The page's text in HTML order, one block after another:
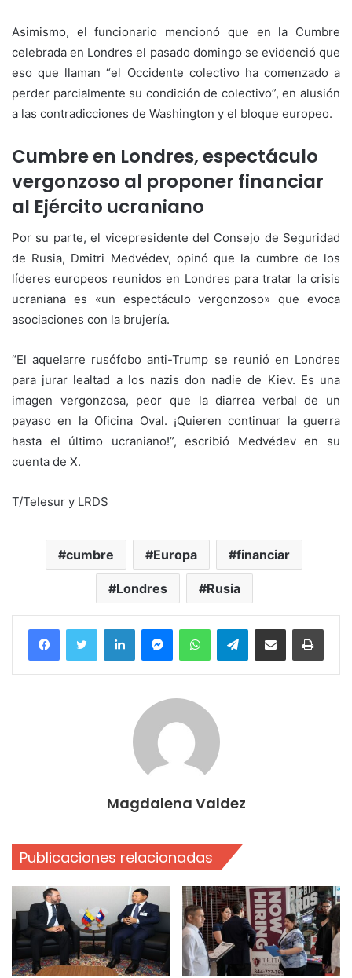
Asimismo, el funcionario mencionó que en la Cumbre
celebrada en Londres el pasado domingo se evidenció que
eso que llaman “el Occidente colectivo ha comenzado a
perder parcialmente su condición de colectivo”, en alusión
a las contradicciones de Washington y el bloque europeo.
Cumbre en Londres, espectáculo
vergonzoso al proponer financiar
al Ejército ucraniano
Por su parte, el vicepresidente del Consejo de Seguridad
de Rusia, Dmitri Medvédev, opinó que la cumbre de los
líderes europeos reunidos en Londres para tratar la crisis
ucraniana es «un espectáculo vergonzoso» que evoca
asociaciones con la brujería.
“El aquelarre rusófobo anti-Trump se reunió en Londres
para jurar lealtad a los nazis don nadie de Kiev. Es una
imagen vergonzosa, peor que la diarrea verbal de un
payaso en la Oficina Oval. ¡Quieren continuar la guerra
hasta el último ucraniano!”, escribió Medvédeven su
cuenta de X.
T/Telesur y LRDS
cumbre Europa financiar
Londres Rusia
FacebookTwitter LinkedInMessengerWhatsAppTelegramCompartir por correo electrónico
Magdalena Valdez
Publicaciones relacionadas